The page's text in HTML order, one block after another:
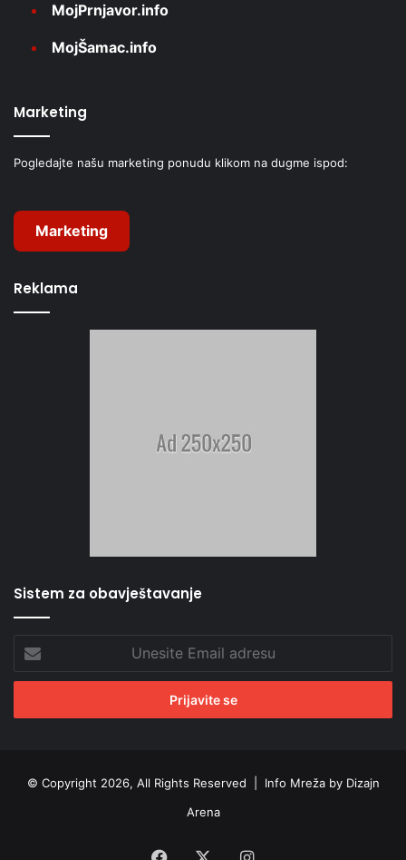
MojPrnjavor.info
MojŠamac.info
Marketing
Pogledajte našu marketing ponudu klikom na dugme ispod:
Marketing
Reklama
Sistem za obavještavanje
Unesite
Email
adresu
© Copyright 2026, All Rights Reserved | Info Mreža by Dizajn
Arena